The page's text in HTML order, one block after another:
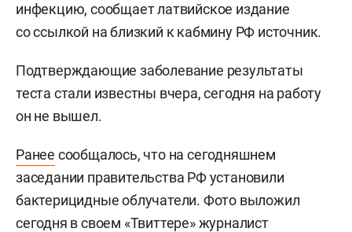
инфекцию, сообщает латвийское издание
со ссылкой на близкий к кабмину РФ источник.
Подтверждающие заболевание результаты
теста стали известны вчера, сегодня на работу
он не вышел.
Ранее сообщалось, что на сегодняшнем
заседании правительства РФ установили
бактерицидные облучатели. Фото выложил
сегодня в своем «Твиттере» журналист